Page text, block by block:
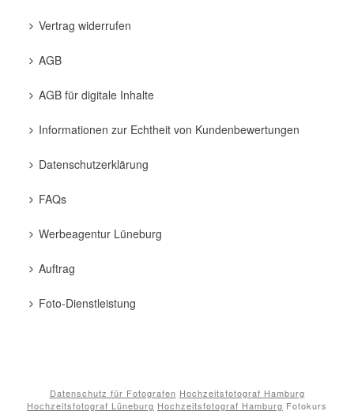
Vertrag widerrufen
AGB
AGB für digitale Inhalte
Informationen zur Echtheit von Kundenbewertungen
Datenschutzerklärung
FAQs
Werbeagentur Lüneburg
Auftrag
Foto-Dienstleistung
Datenschutz für Fotografen Hochzeitsfotograf Hamburg
Hochzeitsfotograf Lüneburg Hochzeitsfotograf Hamburg Fotokurs